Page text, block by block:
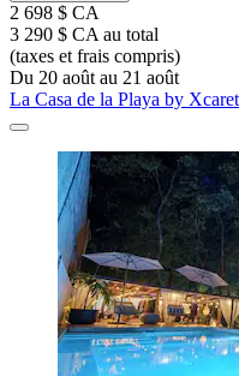
2 698 $ CA
3 290 $ CA au total
(taxes et frais compris)
Du 20 août au 21 août
La Casa de la Playa by